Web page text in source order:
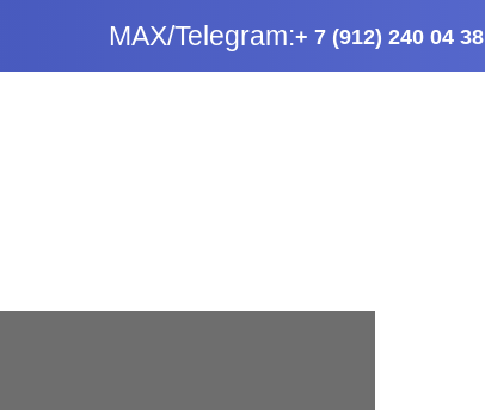
МАХ/Telegram:+ 7 (912) 240 04 38